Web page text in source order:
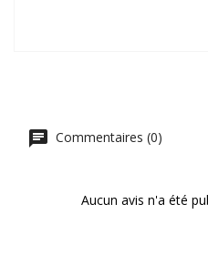
Commentaires (0)
Aucun avis n'a été